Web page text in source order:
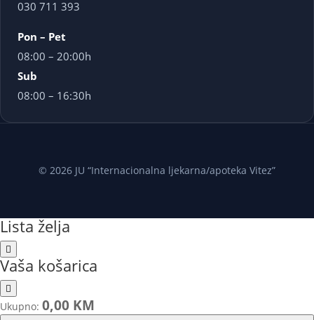
030 711 393
Pon – Pet
08:00 – 20:00h
Sub
08:00 – 16:30h
© 2026 JU “Internacionalna ljekarna/apoteka Vitez”
Lista želja
Vaša košarica
Ukupno: 0,00 KM